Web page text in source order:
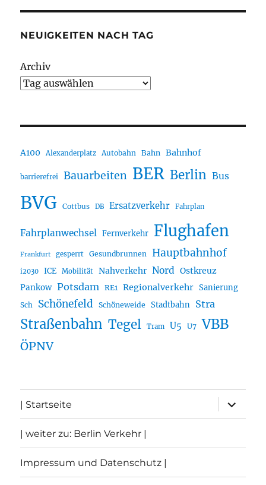
NEUIGKEITEN NACH TAG
Archiv
A100 Alexanderplatz Autobahn Bahn Bahnhof
barrierefrei Bauarbeiten BER Berlin Bus
BVG Cottbus DB Ersatzverkehr Fahrplan
Fahrplanwechsel Fernverkehr Flughafen
Frankfurt gesperrt Gesundbrunnen Hauptbahnhof
i2030 ICE Mobilität Nahverkehr Nord Ostkreuz
Pankow Potsdam RE1 Regionalverkehr Sanierung
Sch Schönefeld Schöneweide Stadtbahn Stra
Straßenbahn Tegel Tram U5 U7 VBB
ÖPNV
| Startseite
öffnen
| weiter zu: Berlin Verkehr |
Impressum und Datenschutz |